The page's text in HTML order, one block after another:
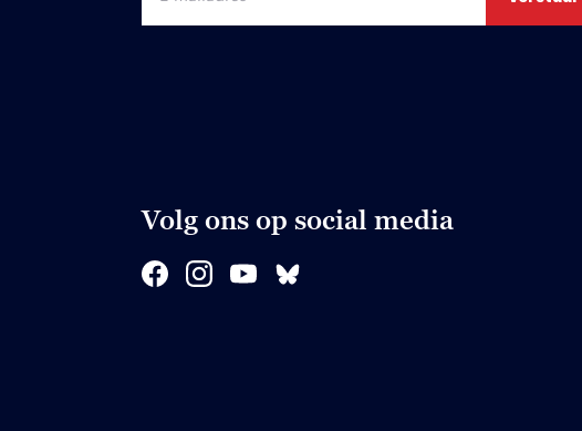
Volg ons op social media